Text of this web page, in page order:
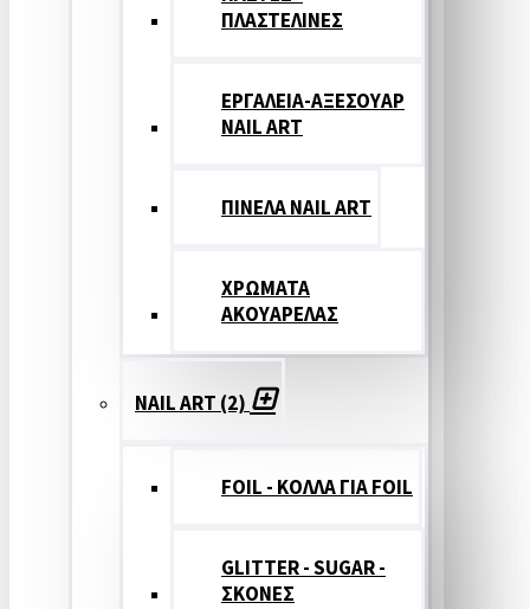
ΠΛΑΣΤΕΛΙΝΕΣ
ΕΡΓΑΛΕΙΑ-ΑΞΕΣΟΥΑΡ
NAIL ART
ΠΙΝΕΛΑ NAIL ART
ΧΡΩΜΑΤΑ
ΑΚΟΥΑΡΕΛΑΣ
NAIL ART (2)
FOIL - ΚΟΛΛΑ ΓΙΑ FOIL
GLITTER - SUGAR -
ΣΚΟΝΕΣ